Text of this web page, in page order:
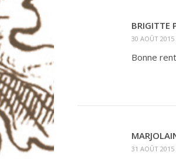
BRIGITTE
30 AOÛT 2015
Bonne
31 AOÛT 2015